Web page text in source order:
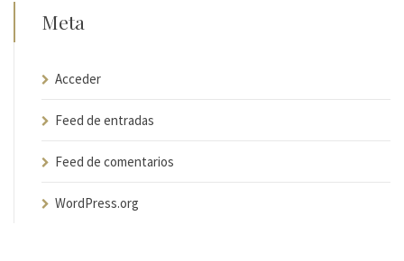
Meta
Acceder
Feed de entradas
Feed de comentarios
WordPress.org